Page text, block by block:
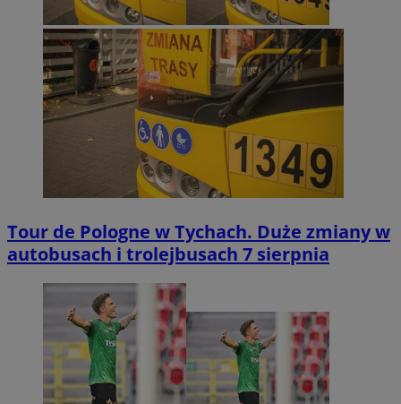
Tour de Pologne w Tychach. Duże zmiany w
autobusach i trolejbusach 7 sierpnia